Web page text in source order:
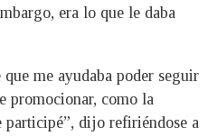
era lo que le daba
me ayudaba poder seguir
promocionar, como la
participé”, dijo refiriéndose a